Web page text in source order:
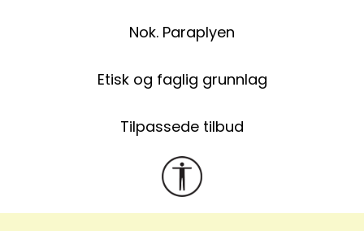
Nok. Paraplyen
Etisk og faglig grunnlag
Tilpassede tilbud